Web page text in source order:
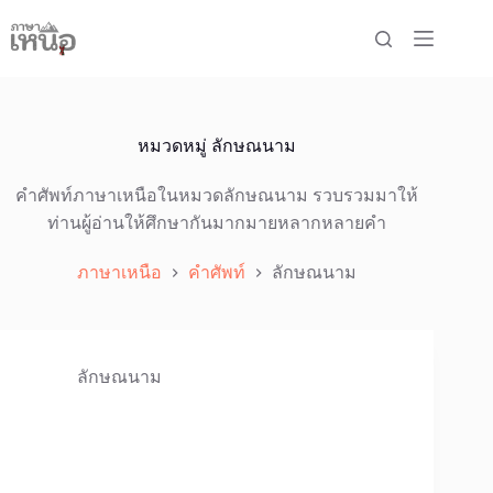
to
content
หมวดหมู่ ลักษณนาม
คำศัพท์ภาษาเหนือในหมวดลักษณนาม รวบรวมมาให้
ท่านผู้อ่านให้ศึกษากันมากมายหลากหลายคำ
ภาษาเหนือ คำศัพท์ ลักษณนาม
ลักษณนาม